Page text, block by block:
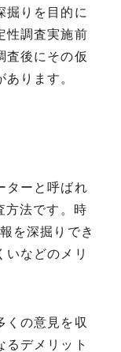
掘りを目的に
性調査実施前
査後にその仮
ります。
ターと呼ばれ
方法です。時
を深掘りでき
いなどのメリ
くの意見を収
デメリット